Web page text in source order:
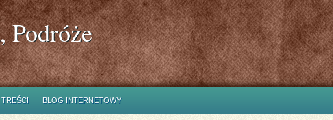
Podróże
TREŚCI BLOG INTERNETOWY